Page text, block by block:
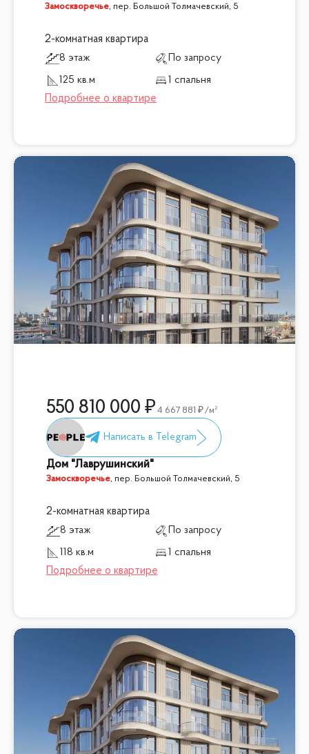
Замоскворечье,пер. Большой Толмачевский, 5
2-комнатная квартира
8 этаж
По запросу
125 кв.м
1 спальня
550 810 000 4 667 881 /м²
Дом "Лаврушинский"
Замоскворечье, пер. Большой Толмачевский, 5
2-комнатная квартира
8 этаж
По запросу
118 кв.м
1 спальня